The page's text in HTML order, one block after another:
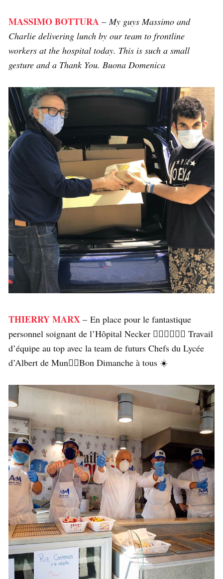
MASSIMO BOTTURA –My guys Massimo and
Charlie delivering lunch by our team to frontline
workers at the hospital today. This is such a small
gesture and a Thank You. Buona Domenica
THIERRY MARX – En place pour le fantastique
personnel soignant de l’Hôpital Necker 👍🏼👍🏼👍🏼 Travail
d’équipe au top avec la team de futurs Chefs du Lycée
d’Albert de Mun👌🏼Bon Dimanche à tous ☀️